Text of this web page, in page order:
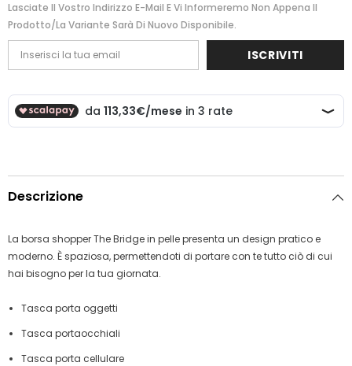
Lasciate Il Vostro Indirizzo E-Mail E Vi Informeremo Non Appena Il
Prodotto/la Variante Sarà Di Nuovo Disponibile.
ISCRIVITI
Descrizione
La borsa shopper The Bridge in pelle presenta un design pratico e
moderno. È spaziosa, permettendoti di portare con te tutto ciò di cui
hai bisogno per la tua giornata.
Tasca porta oggetti
Tasca portaocchiali
Tasca porta cellulare